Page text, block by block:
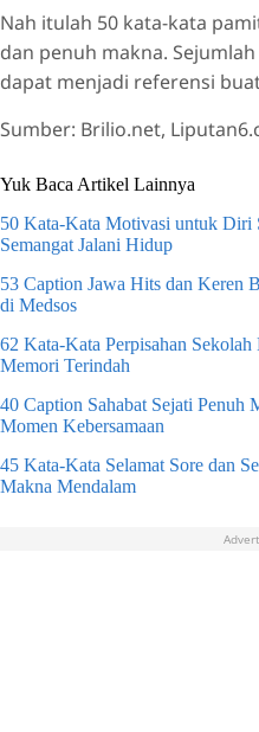
Nah itulah 50 kata-kata
dan penuh makna.
dapat menjadi referensi
Sumber: Brilio.net,
Yuk Baca Artikel Lainnya
50 Kata-Kata Motivasi untuk Diri
Semangat Jalani Hidup
53 Caption Jawa Hits dan Keren
di Medsos
62 Kata-Kata Perpisahan
Memori Terindah
40 Caption Sahabat Sejati Penuh
Momen Kebersamaan
45 Kata-Kata Selamat Sore dan
Makna Mendalam